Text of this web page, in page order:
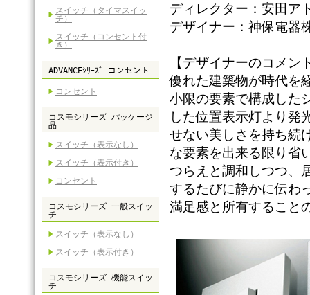
スイッチ（タイマスイッ
チ）
スイッチ（コンセント付
き）
ADVANCEｼﾘｰｽﾞ コンセント
コンセント
コスモシリーズ パッケージ
品
スイッチ（表示なし）
スイッチ（表示付き）
コンセント
コスモシリーズ 一般スイッ
チ
スイッチ（表示なし）
スイッチ（表示付き）
コスモシリーズ 機能スイッ
チ
ディレクター：安田
デザイナー：神保電
【デザイナーのコメン
優れた建築物が時代を
小限の要素で構成した
した位置表示灯より発
せない美しさを持ち続
な要素を出来る限り省
つらえと調和しつつ、
するたびに静かに伝わ
満足感と所有すること